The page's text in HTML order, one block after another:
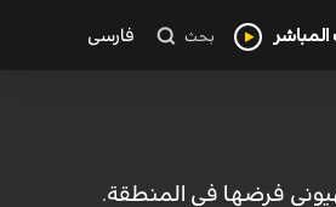
المباشر بحث فارسی
فرضها في المنطقة.